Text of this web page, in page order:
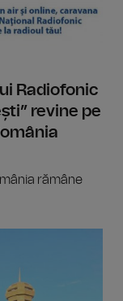
Radiofonic
revine pe
rămâne